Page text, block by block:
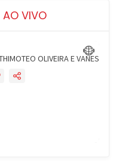
AO VIVO